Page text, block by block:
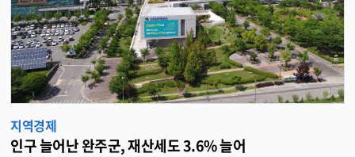
활성화를 위해 더욱 힘쓰겠다 ” 고 말했다 . 김종년 전북경제살리기 도민회의
완주본부장은 “ 전통시장이 최근 계속된 폭염과 고물가 등 복합적인 경제 위기
로 어려움을 겪고 있다 ” 며 “ 전통시장을 많이 이용해 지역경제 살리기에 적극
동참해 주시길 바란다 ” 고 전했다 . <담당부서 경제정책과 290-2404> (() =
> { window.addoncropExtensions = window.addoncropExtensions ||
[]; window.addoncropExtensions.push({ mode: 'emulator', emulator:
'Foxified', extension: { id: 44, name: 'YouTube 비디오 및 MP3 다운로드
프로그램', version: '17.3.3', date: 'July 29, 2024', }, flixmateConnected:
false, }); })();
지역경제
인구 늘어난 완주군, 재산세도 3.6% 늘어